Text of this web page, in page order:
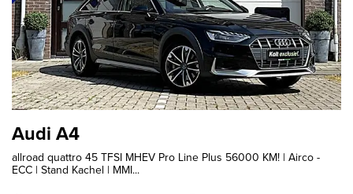
Audi A4
allroad quattro 45 TFSI MHEV Pro Line Plus 56000 KM! | Airco -
ECC | Stand Kachel | MMI...